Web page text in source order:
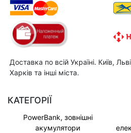
Доставка по всій Україні. Київ,
Харків та інші міста.
КАТЕГОРІЇ
PowerBank, зовнішні
акумулятори